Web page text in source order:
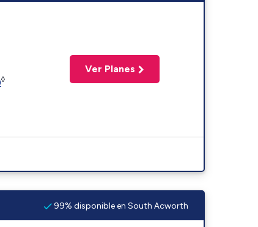
◊
Ver Planes
99% disponible en South Acworth